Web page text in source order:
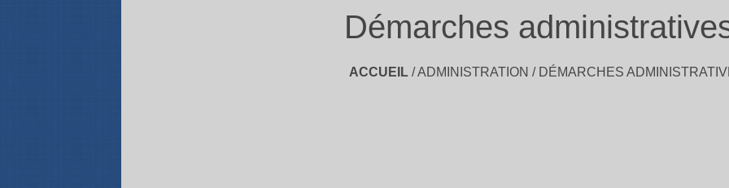
Démarches
ACCUEIL/ADMINISTRATION / DÉMARCHES